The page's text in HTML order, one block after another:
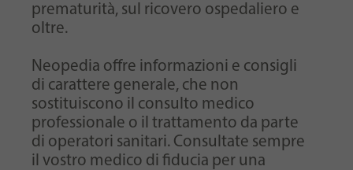
prematurità, sul ricovero ospedaliero e
oltre.
Neopedia offre informazioni e consigli
di carattere generale, che non
sostituiscono il consulto medico
professionale o il trattamento da parte
di operatori sanitari. Consultate sempre
il vostro medico di fiducia per una